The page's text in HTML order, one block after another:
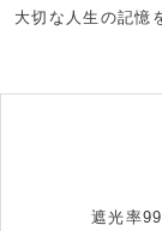
大切な人生の記憶
遮光率